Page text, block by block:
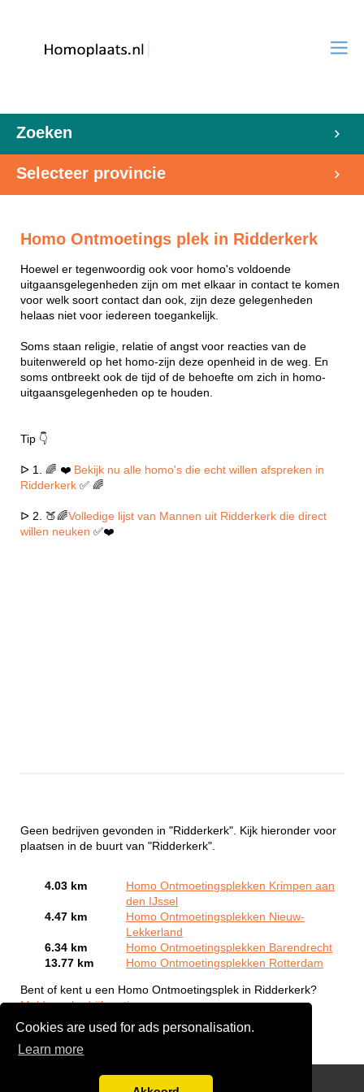
Cookies are used for ads personalisation.
Learn more
Zoeken
Selecteer provincie
Homo Ontmoetings plek in Ridderkerk
Hoewel er tegenwoordig ook voor homo's voldoende
uitgaansgelegenheden zijn om met elkaar in contact te komen
voor welk soort contact dan ook, zijn deze gelegenheden
helaas niet voor iedereen toegankelijk.
Soms staan religie, relatie of angst voor reacties van de
buitenwereld op het homo-zijn deze openheid in de weg. En
soms ontbreekt ook de tijd of de behoefte om zich in homo-
uitgaansgelegenheden op te houden.
Tip 👇
ᐅ 1. 🌈 ❤️ Bekijk nu alle homo's die echt willen afspreken in
Ridderkerk ✅ 🌈
ᐅ 2. 🍑🌈Volledige lijst van Mannen uit Ridderkerk die direct
willen neuken ✅❤️
Geen bedrijven gevonden in "Ridderkerk". Kijk hieronder voor
plaatsen in de buurt van "Ridderkerk".
4.03 km
Homo Ontmoetingsplekken Krimpen aan
den IJssel
4.47 km
Homo Ontmoetingsplekken Nieuw-
Lekkerland
6.34 km
Homo Ontmoetingsplekken Barendrecht
13.77 km
Homo Ontmoetingsplekken Rotterdam
Bent of kent u een Homo Ontmoetingsplek in Ridderkerk?
Meld een bedrijf gratis aan